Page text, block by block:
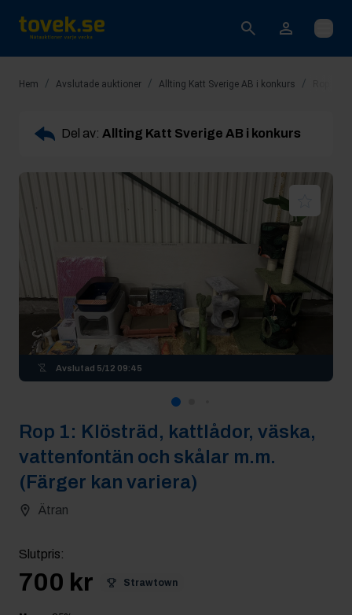
Öppna
Hem / Avslutade auktioner / Allting Katt Sverige AB i konkurs /
Del av: Allting Katt Sverige AB i konkurs
Avslutad 5/12 09:45
Rop 1: Klösträd, kattlådor, väska,
vattenfontän och skålar m.m.
(Färger kan variera)
Ätran
Slutpris:
700 kr Strawtown